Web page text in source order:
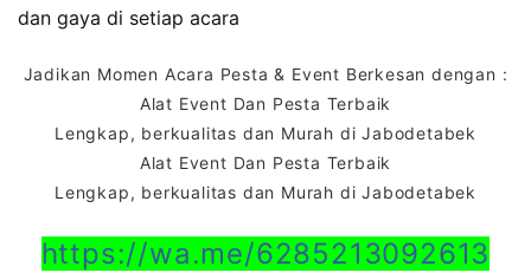
dan gaya di setiap acara
Jadikan Momen Acara Pesta & Event Berkesan dengan :
Alat Event Dan Pesta Terbaik
Lengkap, berkualitas dan Murah di Jabodetabek
Alat Event Dan Pesta Terbaik
Lengkap, berkualitas dan Murah di Jabodetabek
https://wa.me/6285213092613